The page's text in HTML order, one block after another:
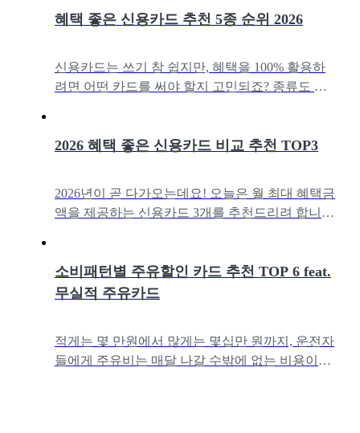
혜택 좋은 신용카드 추천 5종 순위 2026
신용카드는 쓰기 참 쉽지만, 혜택을 100% 활용하
려면 어떤 카드를 써야 할지 고민되죠? 종류도 너
2026 혜택 좋은 신용카드 비교 추천 TOP3
2026년이 곧 다가오는데요! 오늘은 월 최대 혜택금
액을 제공하는 신용카드 3개를 추천드리려 합니다.
소비패턴별 주유할인 카드 추천 TOP 6 feat.
무실적 주유카드
적게는 몇 만원에서 많게는 몇십만 원까지, 운전자
들에게 주유비는 매달 나갈 수밖에 없는 비용이죠.